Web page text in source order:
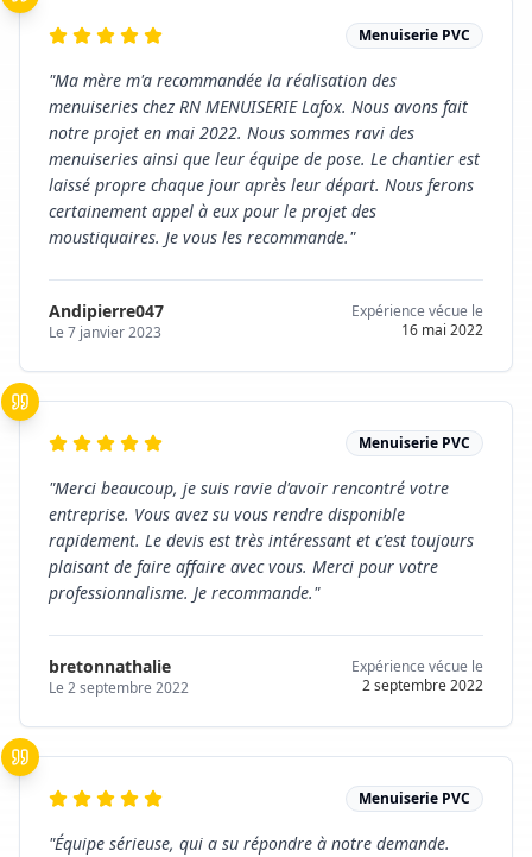
Menuiserie PVC
"Ma mère m'a recommandée la réalisation des
menuiseries chez RN MENUISERIE Lafox. Nous avons fait
notre projet en mai 2022. Nous sommes ravi des
menuiseries ainsi que leur équipe de pose. Le chantier est
laissé propre chaque jour après leur départ. Nous ferons
certainement appel à eux pour le projet des
moustiquaires. Je vous les recommande."
Andipierre047
Le 7 janvier 2023
Expérience vécue le
16 mai 2022
Menuiserie PVC
"Merci beaucoup, je suis ravie d'avoir rencontré votre
entreprise. Vous avez su vous rendre disponible
rapidement. Le devis est très intéressant et c'est toujours
plaisant de faire affaire avec vous. Merci pour votre
professionnalisme. Je recommande."
bretonnathalie
Le 2 septembre 2022
Expérience vécue le
2 septembre 2022
Menuiserie PVC
"Équipe sérieuse, qui a su répondre à notre demande.